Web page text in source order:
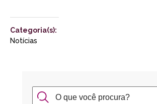
Categoria(s):
Notícias